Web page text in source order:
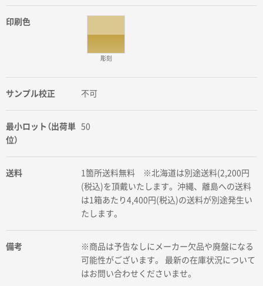
印刷色
彫刻
サンプル校正 不可
最小ロット（出荷単
位）
50
送料
1箇所送料無料 ※北海道は別途送料(2,200円
(税込)を頂戴いたします。沖縄、離島への送料
は1箱あたり4,400円(税込)の送料が別途発生い
たします。
備考
※商品は予告なしにメーカー欠品や廃盤になる
可能性がございます。 最新の在庫状況について
はお問い合わせくださいませ。